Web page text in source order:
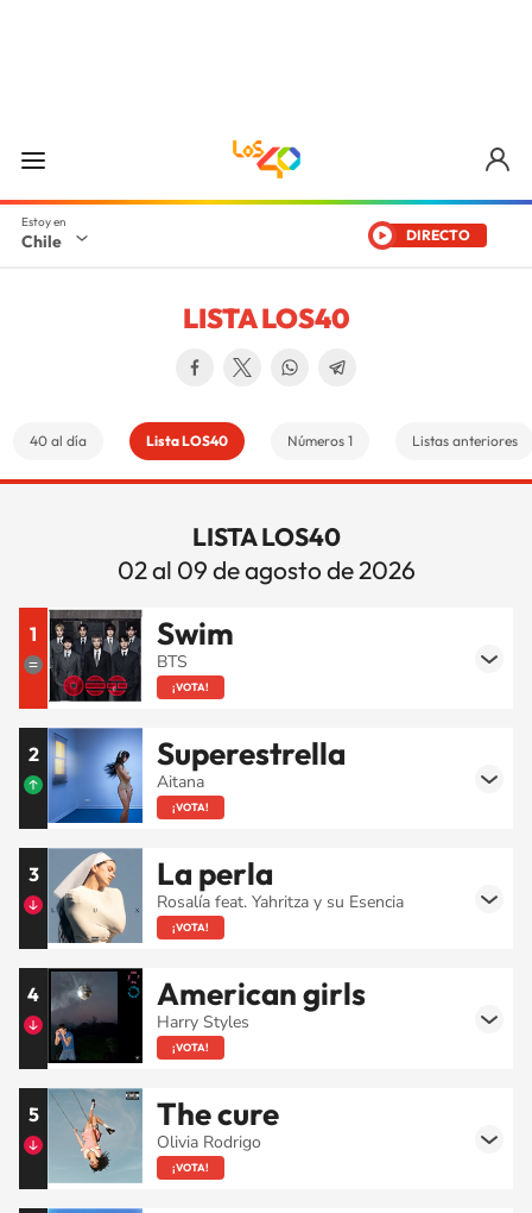
Chile DIRECTO
LISTA LOS40
40 al día Lista LOS40 Números 1 Listas anteriores
LISTA LOS40
02 al 09 de agosto de 2026
1 Swim
BTS
¡VOTA!
2 Superestrella
Aitana
¡VOTA!
3 La perla
Rosalía feat. Yahritza y su Esencia
¡VOTA!
4 American girls
Harry Styles
¡VOTA!
5 The cure
Olivia Rodrigo
¡VOTA!